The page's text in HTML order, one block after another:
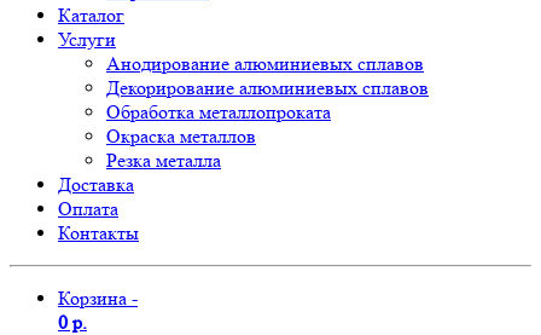
Каталог
Услуги
Анодирование алюминиевых сплавов
Декорирование алюминиевых сплавов
Обработка металлопроката
Окраска металлов
Резка металла
Доставка
Оплата
Контакты
Корзина -
0 р.